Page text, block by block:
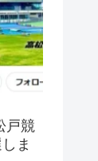
戸競
ま